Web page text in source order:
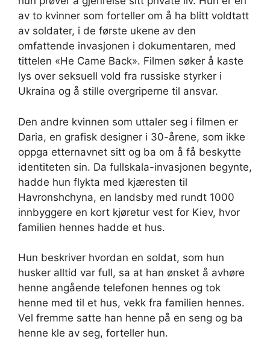
av to kvinner som forteller om å ha blitt voldtatt
av soldater, i de første ukene av den
omfattende invasjonen i dokumentaren, med
tittelen «He Came Back». Filmen søker å kaste
lys over seksuell vold fra russiske styrker i
Ukraina og å stille overgriperne til ansvar.
Den andre kvinnen som uttaler seg i filmen er
Daria, en grafisk designer i 30-årene, som ikke
oppga etternavnet sitt og ba om å få beskytte
identiteten sin. Da fullskala-invasjonen begynte,
hadde hun flykta med kjæresten til
Havronshchyna, en landsby med rundt 1000
innbyggere en kort kjøretur vest for Kiev, hvor
familien hennes hadde et hus.
Hun beskriver hvordan en soldat, som hun
husker alltid var full, sa at han ønsket å avhøre
henne angående telefonen hennes og tok
henne med til et hus, vekk fra familien hennes.
Vel fremme satte han henne på en seng og ba
henne kle av seg, forteller hun.